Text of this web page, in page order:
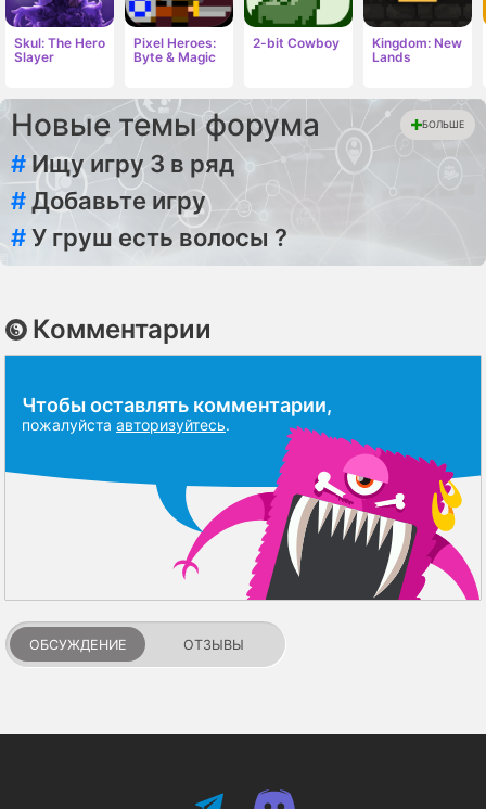
Skul: The Hero
Slayer
Pixel Heroes:
Byte & Magic
2-bit Cowboy
Kingdom: New
Lands
Новые темы форума БОЛЬШЕ
# Ищу игру 3 в ряд
#Добавьте игру
#У груш есть волосы ?
Комментарии
Чтобы оставлять комментарии,
пожалуйста авторизуйтесь.
ОБСУЖДЕНИЕ ОТЗЫВЫ